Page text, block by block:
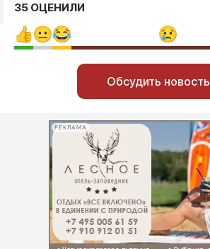
35 ОЦЕНИЛИ
Обсудить новость
РЕКЛАМА